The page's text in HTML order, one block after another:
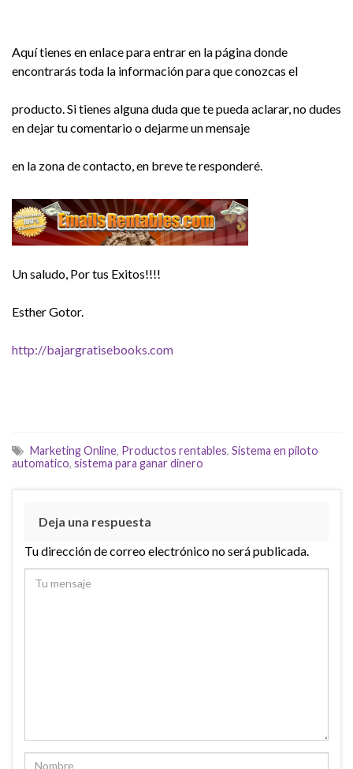
Aquí tienes en enlace para entrar en la página donde
encontrarás toda la información para que conozcas el
producto. Si tienes alguna duda que te pueda aclarar, no dudes
en dejar tu comentario o dejarme un mensaje
en la zona de contacto, en breve te responderé.
Un saludo, Por tus Exitos!!!!
Esther Gotor.
http://bajargratisebooks.com
Marketing Online, Productos rentables, Sistema en piloto
automatico, sistema para ganar dinero
Deja una respuesta
Tu dirección de correo electrónico no será publicada.